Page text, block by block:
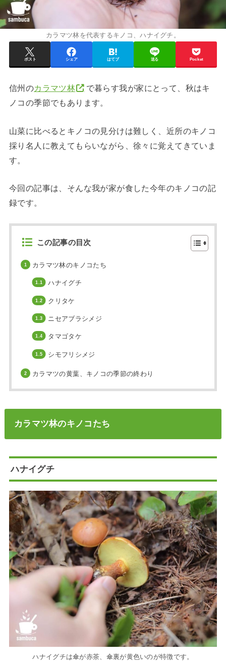
カラマツ林を代表するキノコ、ハナイグチ。
ポスト シェア はてブ 送る Pocket
信州のカラマツ林
で暮らす我が家にとって、秋はキ
ノコの季節でもあります。
山菜に比べるとキノコの見分けは難しく、近所のキノコ
採り名人に教えてもらいながら、徐々に覚えてきていま
す。
今回の記事は、そんな我が家が食した今年のキノコの記
録です。
この記事の目次
カラマツ林のキノコたち
ハナイグチ
クリタケ
ニセアブラシメジ
タマゴタケ
シモフリシメジ
カラマツの黄葉、キノコの季節の終わり
カラマツ林のキノコたち
ハナイグチ
ハナイグチは傘が赤茶、傘裏が黄色いのが特徴です。